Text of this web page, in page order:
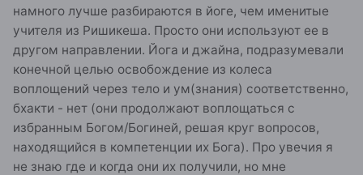
намного лучше разбираются в йоге, чем именитые
учителя из Ришикеша. Просто они используют ее в
другом направлении. Йога и джайна, подразумевали
конечной целью освобождение из колеса
воплощений через тело и ум(знания) соответственно,
бхакти - нет (они продолжают воплощаться с
избранным Богом/Богиней, решая круг вопросов,
находящийся в компетенции их Бога). Про увечия я
не знаю где и когда они их получили, но мне